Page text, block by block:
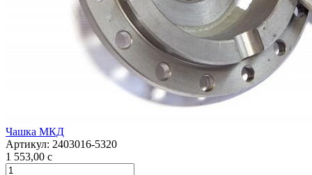
Чашка МКД
Артикул: 2403016-5320
1 553,00 c